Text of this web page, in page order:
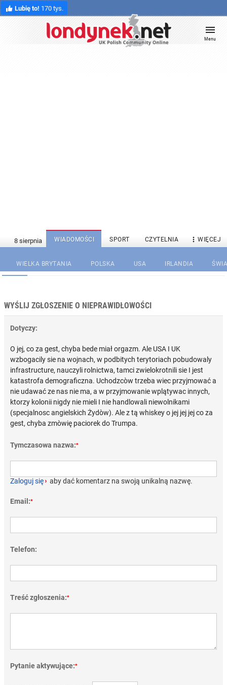
Lubię to! 170 tys.
Menu
WIADOMOŚCI SPORT CZYTELNIA  WIĘCEJ
WIELKA BRYTANIA POLSKA USA IRLANDIA
WYŚLIJ ZGŁOSZENIE O NIEPRAWIDŁOWOŚCI
Dotyczy:
O jej, co za gest, chyba bede miał orgazm. Ale USA I UK
wzbogacily sie na wojnach, w podbitych terytoriach pobudowaly
infrastructure, nauczyli rolnictwa, tamci zwielokrotnili sie I jest
katastrofa demograficzna. Uchodzcòw trzeba wiec przyjmować a
nie udawać ze nas nie ma, a w przyjmowanie wplątywac innych,
ktorzy kolonii nigdy nie mieli I nie handlowali niewolnikami
(specjalnosc angielskich Żydòw). Ale z tą whiskey o jej jej jej co za
gest, chyba zmòwię paciorek do Trumpa.
Tymczasowa nazwa:*
Zaloguj się› aby dać komentarz na swoją unikalną nazwę.
Email:*
Telefon:
Treść zgłoszenia:*
Pytanie aktywujące:*